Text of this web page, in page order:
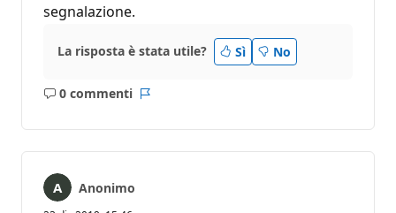
segnalazione.
La risposta è stata utile? Sì No
0 commenti
Nessun
Anonimo